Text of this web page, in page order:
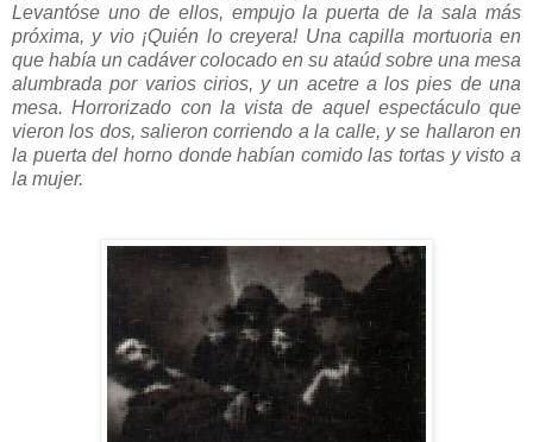
Levantóse uno de ellos, empujo la puerta de la sala más
próxima, y vio ¡Quién lo creyera! Una capilla mortuoria en
que había un cadáver colocado en su ataúd sobre una mesa
alumbrada por varios cirios, y un acetre a los pies de una
mesa. Horrorizado con la vista de aquel espectáculo que
vieron los dos, salieron corriendo a la calle, y se hallaron en
la puerta del horno donde habían comido las tortas y visto a
la mujer.